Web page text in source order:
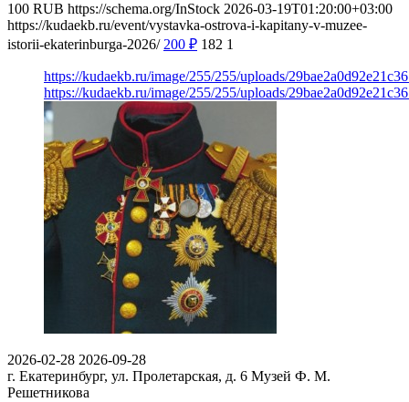
100 RUB https://schema.org/InStock 2026-03-19T01:20:00+03:00
https://kudaekb.ru/event/vystavka-ostrova-i-kapitany-v-muzee-
istorii-ekaterinburga-2026/ 200 ₽ 182 1
https://kudaekb.ru/image/255/255/uploads/
https://kudaekb.ru/image/255/255/uploads/
2026-02-28 2026-09-28
г. Екатеринбург, ул. Пролетарская, д. 6 Музей Ф. М.
Решетникова